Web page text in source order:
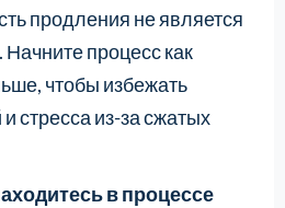
продления не является
Начните процесс как
чтобы избежать
стресса из-за сжатых
в процессе